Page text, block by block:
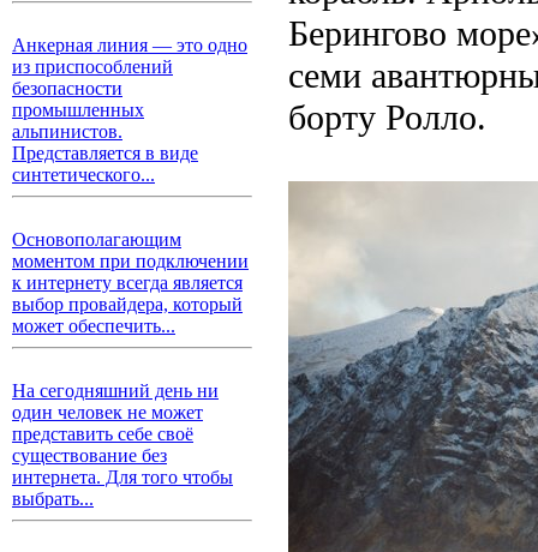
Анкерная линия — это одно
из приспособлений
безопасности
промышленных
альпинистов.
Представляется в виде
синтетического...
Основополагающим
моментом при подключении
к интернету всегда является
выбор провайдера, который
может обеспечить...
На сегодняшний день ни
один человек не может
представить себе своё
существование без
интернета. Для того чтобы
выбрать...
Берингово
семи
борту Ролло.